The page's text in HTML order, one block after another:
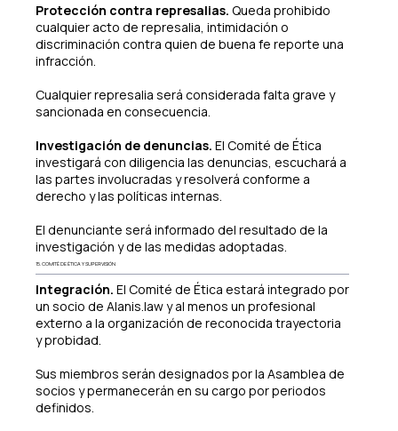
Protección contra represalias. Queda prohibido
cualquier acto de represalia, intimidación o
discriminación contra quien de buena fe reporte una
infracción.
Cualquier represalia será considerada falta grave y
sancionada en consecuencia.
Investigación de denuncias. El Comité de Ética
investigará con diligencia las denuncias, escuchará a
las partes involucradas y resolverá conforme a
derecho y las políticas internas.
El denunciante será informado del resultado de la
investigación y de las medidas adoptadas.
15. COMITÉ DE ÉTICA Y SUPERVISIÓN
Integración. El Comité de Ética estará integrado por
un socio de Alanis.law y al menos un profesional
externo a la organización de reconocida trayectoria
y probidad.
Sus miembros serán designados por la Asamblea de
socios y permanecerán en su cargo por periodos
definidos.